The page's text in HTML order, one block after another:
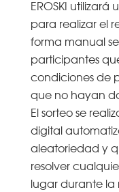
EROSKI
para realizar el
forma manual
participantes
condiciones de
que no hayan
El sorteo se
digital
aleatoriedad y
resolver
lugar durante la